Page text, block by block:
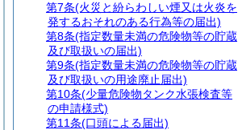
第7条(火災と紛らわしい煙又は火炎を
発するおそれのある行為等の届出)
第8条(指定数量未満の危険物等の貯蔵
及び取扱いの届出)
第9条(指定数量未満の危険物等の貯蔵
及び取扱いの用途廃止届出)
第10条(少量危険物タンク水張検査等
の申請様式)
第11条(口頭による届出)